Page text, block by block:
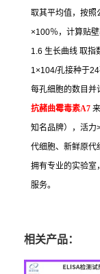
取其平均值，按照
×100％，计算贴壁
1.6 生长曲线 取指
1×104/孔接种于24
每孔细胞的数目并
抗赭曲霉毒素A7
知名品牌），活力
代细胞、新鲜原代
拥有专业的实验室
服务。
相关产品：